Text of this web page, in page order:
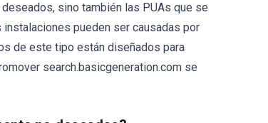
sino también las PUAs que se
pueden ser causadas por
de este tipo están diseñados para
search.basicgeneration.com se